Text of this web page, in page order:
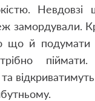
замордували.
що й